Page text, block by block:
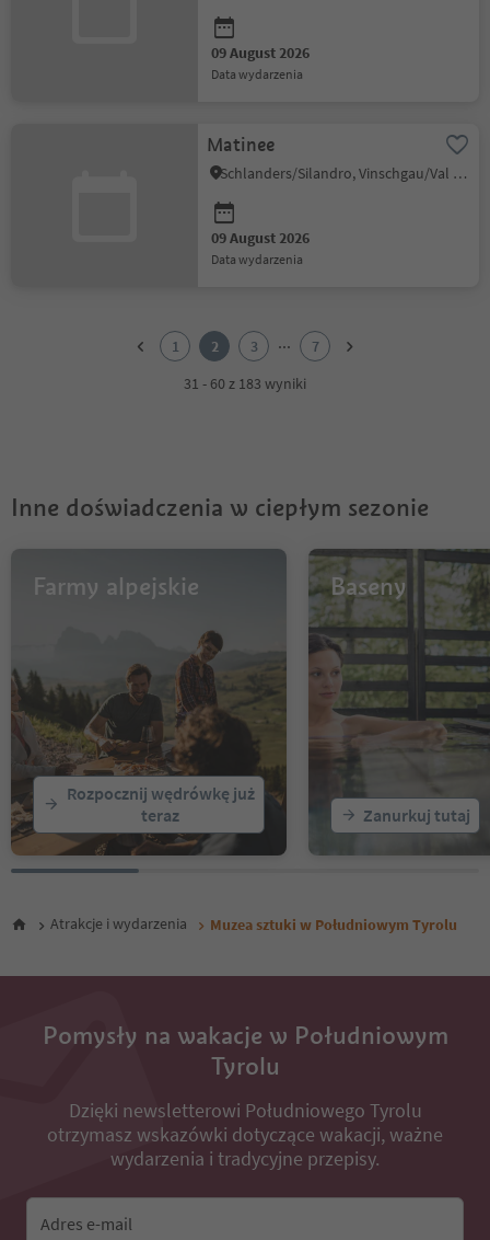
Valentin
09 August 2026
data wydarzenia
Matinee
Schlanders/Silandro, Vinschgau/Val Venosta
09 August 2026
data wydarzenia
1 2 3 ...
7
31 - 60 z 183 wyniki
Inne doświadczenia w ciepłym sezonie
Farmy alpejskie
Rozpocznij wędrówkę już
teraz
Baseny
Zanurkuj tutaj
Atrakcje i wydarzenia Muzea sztuki w Południowym Tyrolu
Pomysły na wakacje w Południowym
Tyrolu
Dzięki newsletterowi Południowego Tyrolu
otrzymasz wskazówki dotyczące wakacji, ważne
wydarzenia i tradycyjne przepisy.
Adres e-mail